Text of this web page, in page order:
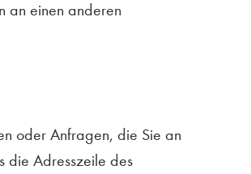
an einen anderen
oder Anfragen, die Sie an
die Adresszeile des